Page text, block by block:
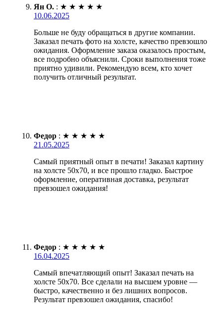
Ян О. : ★ ★ ★ ★ ★
10.06.2025
Больше не буду обращаться в другие компании.
Заказал печать фото на холсте, качество превзошло
ожидания. Оформление заказа оказалось простым,
все подробно объяснили. Сроки выполнения тоже
приятно удивили. Рекомендую всем, кто хочет
получить отличный результат.
Федор : ★ ★ ★ ★ ★
21.05.2025
Самый приятный опыт в печати! Заказал картину
на холсте 50х70, и все прошло гладко. Быстрое
оформление, оперативная доставка, результат
превзошел ожидания!
Федор : ★ ★ ★ ★ ★
16.04.2025
Самый впечатляющий опыт! Заказал печать на
холсте 50х70. Все сделали на высшем уровне —
быстро, качественно и без лишних вопросов.
Результат превзошел ожидания, спасибо!